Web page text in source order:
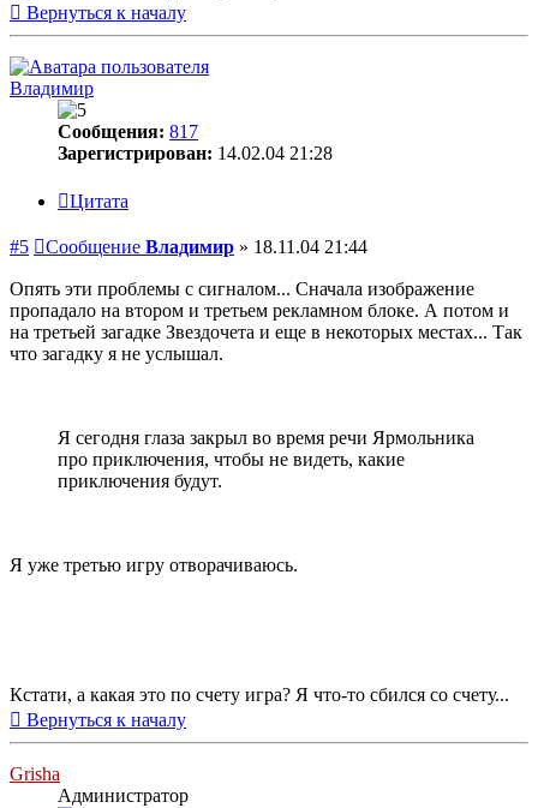
Вернуться к началу
Владимир
Сообщения: 817
Зарегистрирован: 14.02.04 21:28
Цитата
#5 Сообщение Владимир » 18.11.04 21:44
Опять эти проблемы с сигналом... Сначала изображение
пропадало на втором и третьем рекламном блоке. А потом и
на третьей загадке Звездочета и еще в некоторых местах... Так
что загадку я не услышал.
Я сегодня глаза закрыл во время речи Ярмольника
про приключения, чтобы не видеть, какие
приключения будут.
Я уже третью игру отворачиваюсь.
Кстати, а какая это по счету игра? Я что-то сбился со счету...
Вернуться к началу
Grisha
Администратор